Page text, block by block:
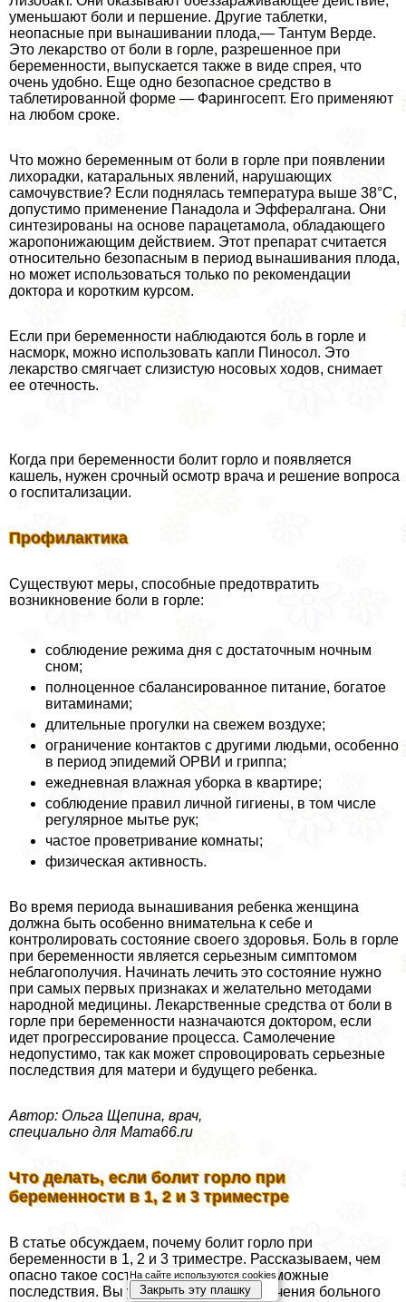
уменьшают боли и першение. Другие таблетки,
неопасные при вынашивании плода,— Тантум Верде.
Это лекарство от боли в горле, разрешенное при
беременности, выпускается также в виде спрея, что
очень удобно. Еще одно безопасное средство в
таблетированной форме — Фарингосепт. Его применяют
на любом сроке.
Что можно беременным от боли в горле при появлении
лихорадки, катаральных явлений, нарушающих
самочувствие? Если поднялась температура выше 38°С,
допустимо применение Панадола и Эффералгана. Они
синтезированы на основе парацетамола, обладающего
жаропонижающим действием. Этот препарат считается
относительно безопасным в период вынашивания плода,
но может использоваться только по рекомендации
доктора и коротким курсом.
Если при беременности наблюдаются боль в горле и
насморк, можно использовать капли Пиносол. Это
лекарство смягчает слизистую носовых ходов, снимает
ее отечность.
Когда при беременности болит горло и появляется
кашель, нужен срочный осмотр врача и решение вопроса
о госпитализации.
Профилактика
Существуют меры, способные предотвратить
возникновение боли в горле:
соблюдение режима дня с достаточным ночным
сном;
полноценное сбалансированное питание, богатое
витаминами;
длительные прогулки на свежем воздухе;
ограничение контактов с другими людьми, особенно
в период эпидемий ОРВИ и гриппа;
ежедневная влажная уборка в квартире;
соблюдение правил личной гигиены, в том числе
регулярное мытье рук;
частое проветривание комнаты;
физическая активность.
Во время периода вынашивания ребенка женщина
должна быть особенно внимательна к себе и
контролировать состояние своего здоровья. Боль в горле
при беременности является серьезным симптомом
нeблагополучия. Начинать лечить это состояние нужно
при самых первых признаках и желательно методами
народной медицины. Лекарственные средства от боли в
горле при беременности назначаются доктором, если
идет прогрессирование процесса. Самолечение
недопустимо, так как может спровоцировать серьезные
последствия для матери и будущего ребенка.
Автор: Ольга Щепина, врач,
специально для Mama66.ru
Что делать, если болит горло при
беременности в 1, 2 и 3 триместре
В статье обсуждаем, почему болит горло при
беременности в 1, 2 и 3 триместре. Рассказываем, чем
опасно такое состояние для плода, возможные
последствия. Вы узнаете о способах лечения больного
На сайте используются cookies
Закрыть эту плашку